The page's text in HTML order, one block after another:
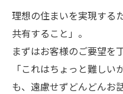
理想の住まいを実現する
共有すること」。
まずはお客様のご要望を
「これはちょっと難し
も、遠慮せずどんどんお